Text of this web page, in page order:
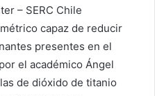
– SERC Chile
capaz de reducir
presentes en el
el académico Ángel
de dióxido de titanio